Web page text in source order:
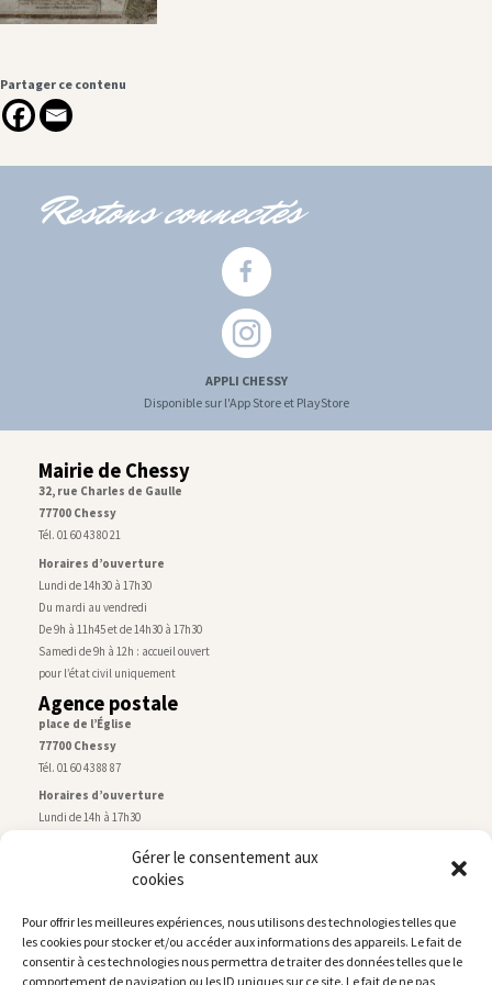
Gérer le consentement aux
cookies
Pour offrir les meilleures expériences, nous utilisons des technologies telles que
les cookies pour stocker et/ou accéder aux informations des appareils. Le fait de
consentir à ces technologies nous permettra de traiter des données telles que le
comportement de navigation ou les ID uniques sur ce site. Le fait de ne pas
Partager ce contenu
Restons connectés
APPLI CHESSY
Disponible sur l'App Store et PlayStore
Mairie de Chessy
32, rue Charles de Gaulle
77700 Chessy
Tél. 01 60 43 80 21
Horaires d’ouverture
Lundi de 14h30 à 17h30
Du mardi au vendredi
De 9h à 11h45 et de 14h30 à 17h30
Samedi de 9h à 12h : accueil ouvert
pour l’état civil uniquement
Agence postale
place de l’Église
77700 Chessy
Tél. 01 60 43 88 87
Horaires d’ouverture
Lundi de 14h à 17h30
De 9h30 à 12h30 et de 14h à 17h30
Samedi de 9h à 12h
Service technique
Centre technique municipal
rue de Montry
–
77700 Chessy
Tél. 01 60 43 52 63